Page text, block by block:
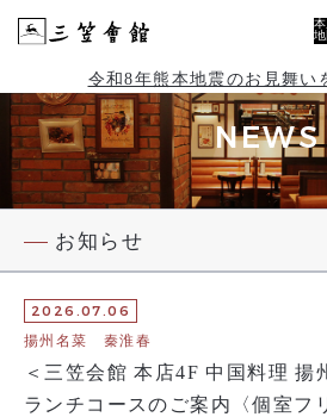
地
令和8年熊本地震のお見舞い
NEWS
お知らせ
2026.07.06
揚州名菜 秦淮春
＜三笠会館 本店4F 中国料理 揚
ランチコースのご案内〈個室フ